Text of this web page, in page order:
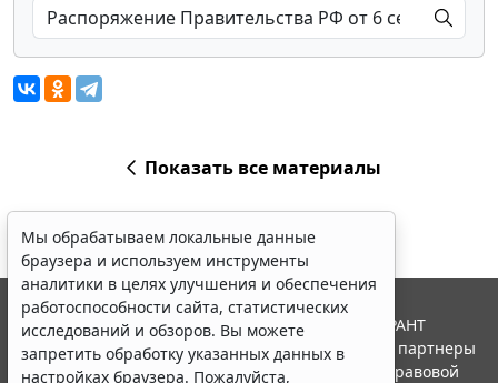
Показать все материалы
Мы обрабатываем локальные данные
браузера и используем инструменты
аналитики в целях улучшения и обеспечения
работоспособности сайта, статистических
исследований и обзоров. Вы можете
запретить обработку указанных данных в
настройках браузера. Пожалуйста,
© ООО "НПП "ГАРАНТ-СЕРВИС", 2026. Система ГАРАНТ
выпускается с 1990 года. Компания "Гарант" и ее партнеры
являются участниками Российской ассоциации правовой